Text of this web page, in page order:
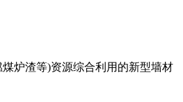
炉渣等)资源综合利用的新型墙材